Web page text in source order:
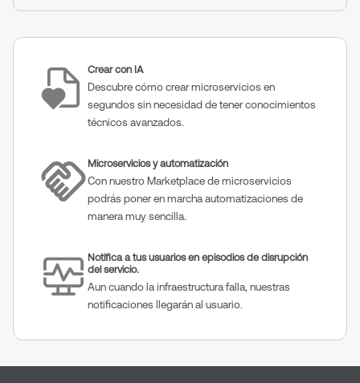
Crear con IA
Descubre cómo crear microservicios en
segundos sin necesidad de tener conocimientos
técnicos avanzados.
Microservicios y automatización
Con nuestro Marketplace de microservicios
podrás poner en marcha automatizaciones de
manera muy sencilla.
Notifica a tus usuarios en episodios de disrupción
del servicio.
Aun cuando la infraestructura falla, nuestras
notificaciones llegarán al usuario.